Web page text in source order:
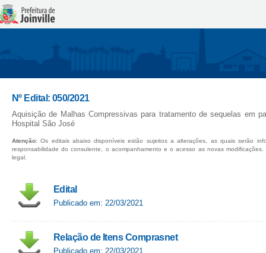
Nº Edital: 050/2021
Aquisição de Malhas Compressivas para tratamento de sequelas em
Hospital São José
Atenção: Os editais abaixo disponíveis estão sujeitos a alterações, as quais serão
responsabilidade do consulente, o acompanhamento e o acesso as novas
legal.
Edital
Publicado em: 22/03/2021
Relação de Itens Comprasnet
Publicado em: 22/03/2021